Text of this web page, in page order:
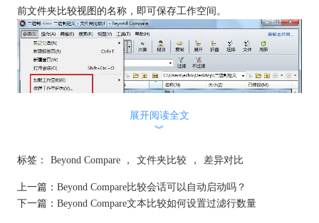
前文件夹比较视图的名称，即可保存工作空间。
Beyond Compare文件夹比较会话菜单界面图例
展开阅读全文
︾
标签： Beyond Compare ， 文件夹比较 ， 差异对比
上一篇： Beyond Compare比较会话可以自动启动吗？
下一篇： Beyond Compare文本比较如何设置过滤行数量